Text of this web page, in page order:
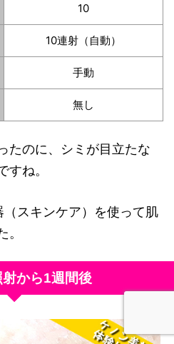
10
10連射（自動）
手動
無し
たのに、シミが目立たな
すね。
スキンケア）を使って肌
から1週間後